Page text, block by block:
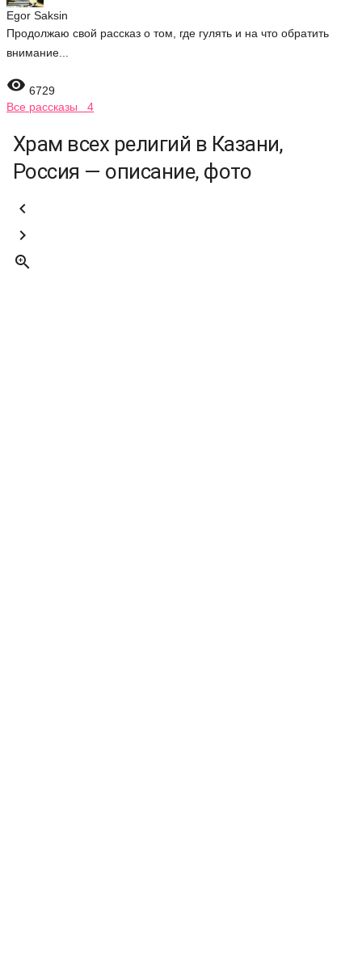
Egor Saksin
Продолжаю свой рассказ о том, где гулять и на что обратить
внимание...
 6729
Все рассказы 4
Храм всех религий в Казани,
Россия — описание, фото


